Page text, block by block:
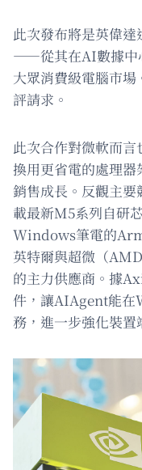
此次發布將是英偉
——從其在AI數據中
大眾消費級電腦市
評請求。
此次合作對微軟而
換用更省電的處理
銷售成長。反觀主
載最新M5系列自研
Windows筆電的
英特爾與超微（
的主力供應商。據
件，讓AIAgent能在
務，進一步強化裝置